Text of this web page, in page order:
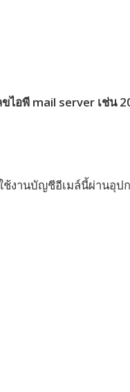
ไอพี mail server เช่น
งานบัญชีอีเมล์นี้ผ่านอุป